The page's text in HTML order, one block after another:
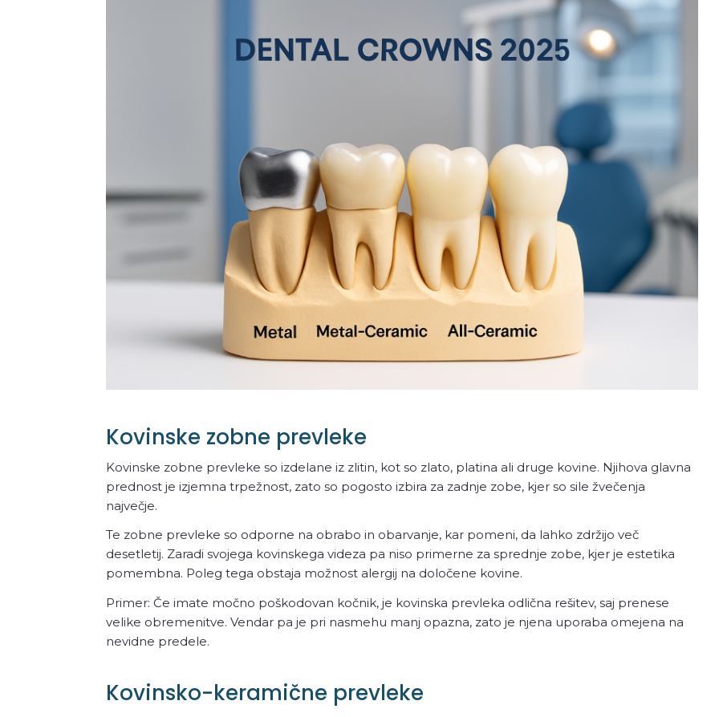
Kovinske zobne prevleke
Kovinske zobne prevleke so izdelane iz zlitin, kot so zlato, platina ali druge kovine. Njihova glavna
prednost je izjemna trpežnost, zato so pogosto izbira za zadnje zobe, kjer so sile žvečenja
največje.
Te zobne prevleke so odporne na obrabo in obarvanje, kar pomeni, da lahko zdržijo več
desetletij. Zaradi svojega kovinskega videza pa niso primerne za sprednje zobe, kjer je estetika
pomembna. Poleg tega obstaja možnost alergij na določene kovine.
Primer: Če imate močno poškodovan kočnik, je kovinska prevleka odlična rešitev, saj prenese
velike obremenitve. Vendar pa je pri nasmehu manj opazna, zato je njena uporaba omejena na
nevidne predele.
Kovinsko-keramične prevleke